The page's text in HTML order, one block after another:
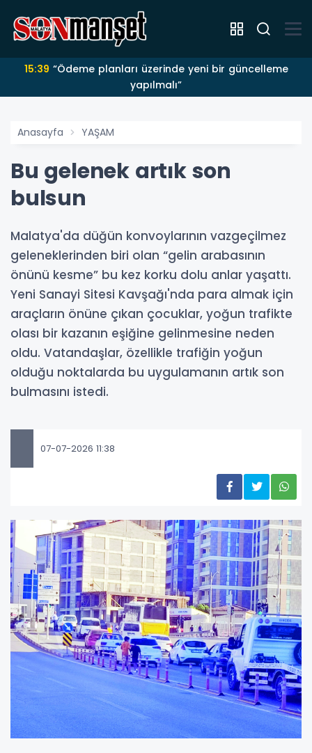
15:39
yapılmalı”
Anasayfa YAŞAM
Bu gelenek artık son
bulsun
Malatya'da düğün konvoylarının vazgeçilmez
geleneklerinden biri olan “gelin arabasının
önünü kesme” bu kez korku dolu anlar yaşattı.
Yeni Sanayi Sitesi Kavşağı'nda para almak için
araçların önüne çıkan çocuklar, yoğun trafikte
olası bir kazanın eşiğine gelinmesine neden
oldu. Vatandaşlar, özellikle trafiğin yoğun
olduğu noktalarda bu uygulamanın artık son
bulmasını istedi.
07-07-2026 11:38